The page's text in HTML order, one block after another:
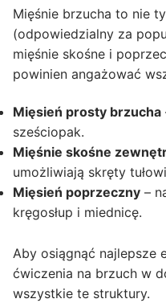
Mięśnie brzucha to nie
(odpowiedzialny za
mięśnie skośne i
powinien angażować
Mięsień prosty brzucha
sześciopak.
Mięśnie skośne
umożliwiają skręty
Mięsień poprzeczny –
kręgosłup i miednicę.
Aby osiągnąć najlepsze
ćwiczenia na brzuch w
wszystkie te struktury.